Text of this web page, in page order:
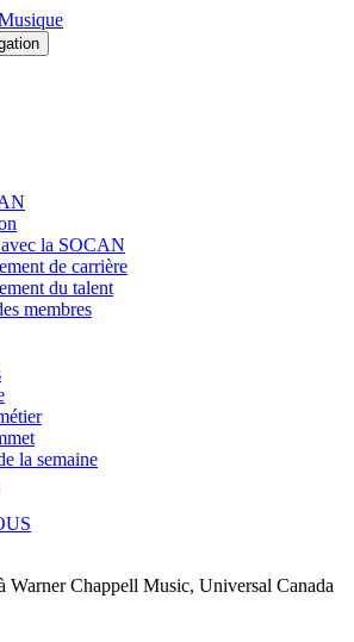
la SOCAN
de carrière
du talent
membres
la semaine
Warner Chappell Music, Universal Canada